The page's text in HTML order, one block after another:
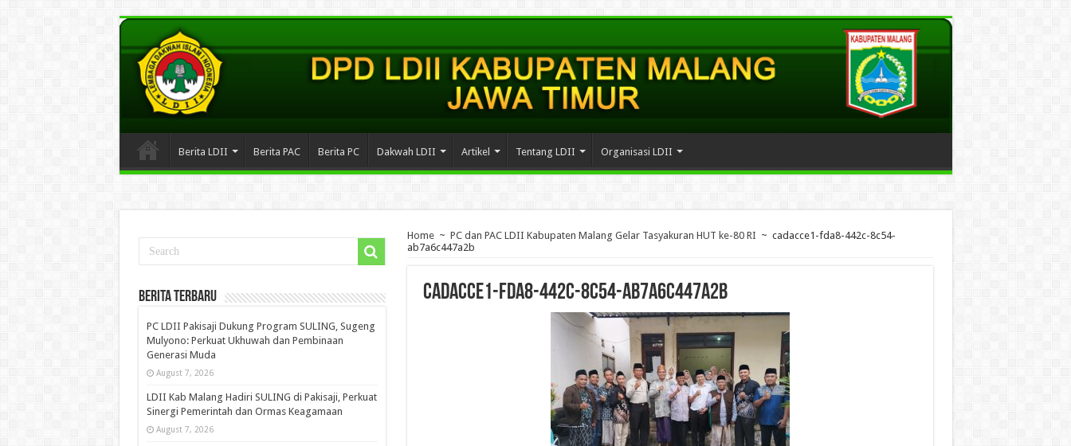
Berita LDII Berita PAC Berita PC Dakwah LDII Artikel Tentang LDII Organisasi LDII
Home ~ PC dan PAC LDII Kabupaten Malang Gelar Tasyakuran HUT ke-80 RI ~ cadacce1-fda8-442c-8c54-
ab7a6c447a2b
cadacce1-fda8-442c-8c54-ab7a6c447a2b
Berita Terbaru
PC LDII Pakisaji Dukung Program SULING, Sugeng
Mulyono: Perkuat Ukhuwah dan Pembinaan
Generasi Muda
August 7, 2026
LDII Kab Malang Hadiri SULING di Pakisaji, Perkuat
Sinergi Pemerintah dan Ormas Keagamaan
August 7, 2026